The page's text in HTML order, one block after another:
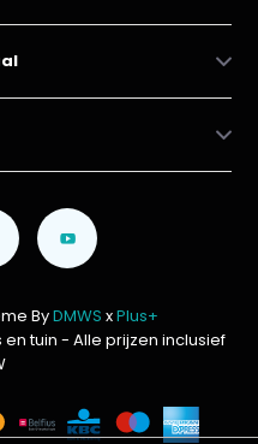
ByDMWS xPlus+
tuin - Alle prijzen inclusief